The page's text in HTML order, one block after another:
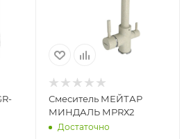
Смеситель МЕЙТАР
МИНДАЛЬ МРRХ2
Достаточно